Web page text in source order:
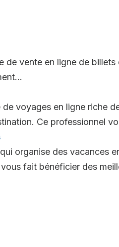
de vente en ligne de
voyages en ligne riche
Ce professionnel
organise des vacances
fait bénéficier des